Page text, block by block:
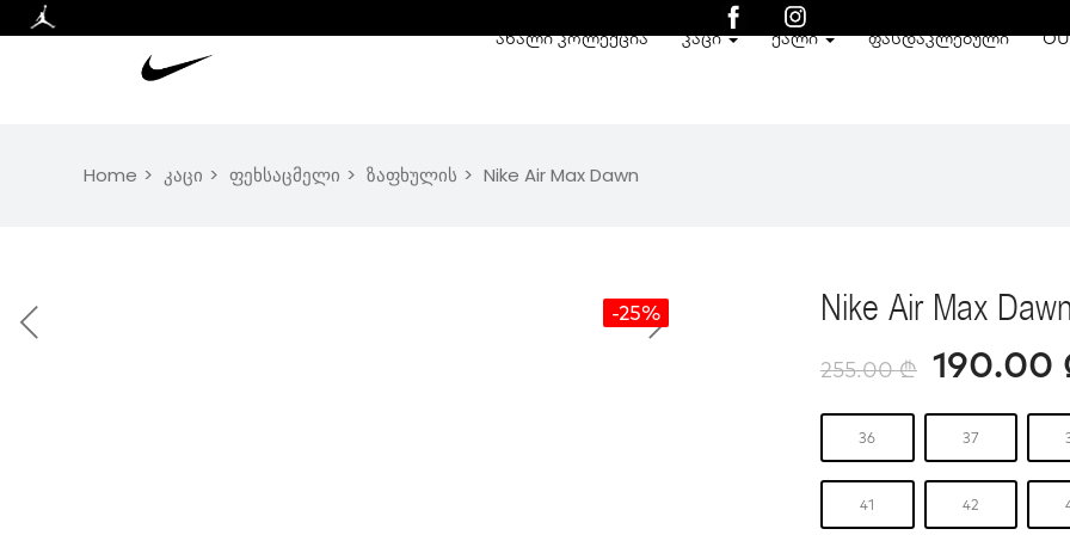
ᲐᲮᲐᲚᲘ ᲙᲝᲚᲔᲥᲪᲘᲐ ᲙᲐᲪᲘ ᲥᲐᲚᲘ ᲤᲐᲡᲓᲐᲙᲚᲔᲑᲣᲚᲘ
Home კაცი ფეხსაცმელი ზაფხულის Nike Air Max Dawn
-25% Nike Air Max Dawn
255.00₾ 190.00
36 37
41 42